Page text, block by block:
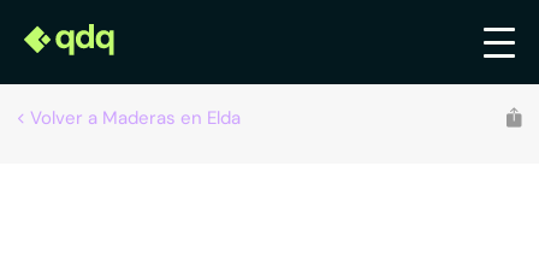
Volver a Maderas en Elda